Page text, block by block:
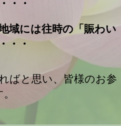
・・
域には往時の「賑わい
・・
ばと思い、皆様のお参